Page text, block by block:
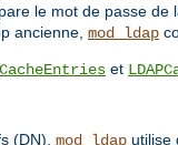
le mot de passe de
ancienne, mod_ldap
et
(DN), mod_ldap utilise